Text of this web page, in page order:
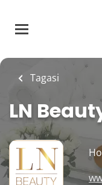
main
Tagasi
LN